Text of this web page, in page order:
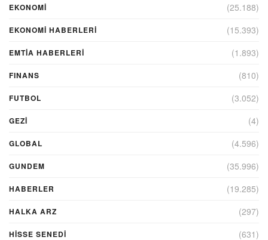
EKONOMİ (25.188)
EKONOMI HABERLERI (15.393)
EMTIA HABERLERI (1.893)
FINANS (810)
FUTBOL (3.052)
GEZI (4)
GLOBAL (4.596)
GUNDEM (35.996)
HABERLER (19.285)
HALKA ARZ (297)
HİSSE SENEDİ (631)